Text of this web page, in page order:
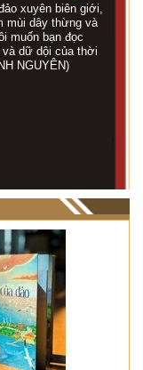
xuyên biên giới,
mùi dây thừng và
muốn bạn đọc
dữ dội của thời
NGUYÊN)